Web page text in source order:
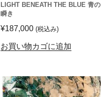
LIGHT BENEATH THE BLUE 青の
瞬き
¥187,000 (税込み)
お買い物カゴに追加